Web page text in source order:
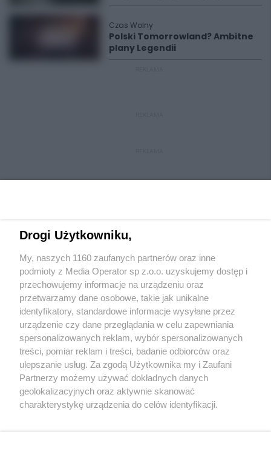
Czas Wolny
Polski Tomorrowland? Ambitne
plany Legendii
Wydawca mediówlokalnych
Nie zapomnij
zapoznać się z:
polityką prywatności regulamin korzystania z portali
Twojemiasto
Piekary Śląskie
Chorzów
Tarnowskie Góry
Skontakuj sięz nami
Kontakt
Wydawca
Redakcja
Drogi Użytkowniku,
My, naszych 1160 zaufanych partnerów oraz inne
podmioty z Media Operator sp z.o.o. uzyskujemy dostęp i
przechowujemy informacje na urządzeniu oraz
przetwarzamy dane osobowe, takie jak unikalne
identyfikatory, standardowe informacje wysyłane przez
urządzenie czy dane przeglądania w celu zapewniania
spersonalizowanych reklam, wybór spersonalizowanych
treści, pomiar reklam i treści, badanie odbiorców oraz
ulepszanie usług. Za zgodą Użytkownika my i Zaufani
Partnerzy możemy używać dokładnych danych
geolokalizacyjnych oraz aktywnie skanować
charakterystykę urządzenia do celów identyfikacji.